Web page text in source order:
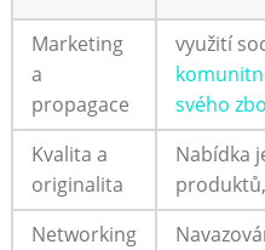
Marketing
a
propagace
využití
svého
Kvalita a
originalita
Nabídka
Networking